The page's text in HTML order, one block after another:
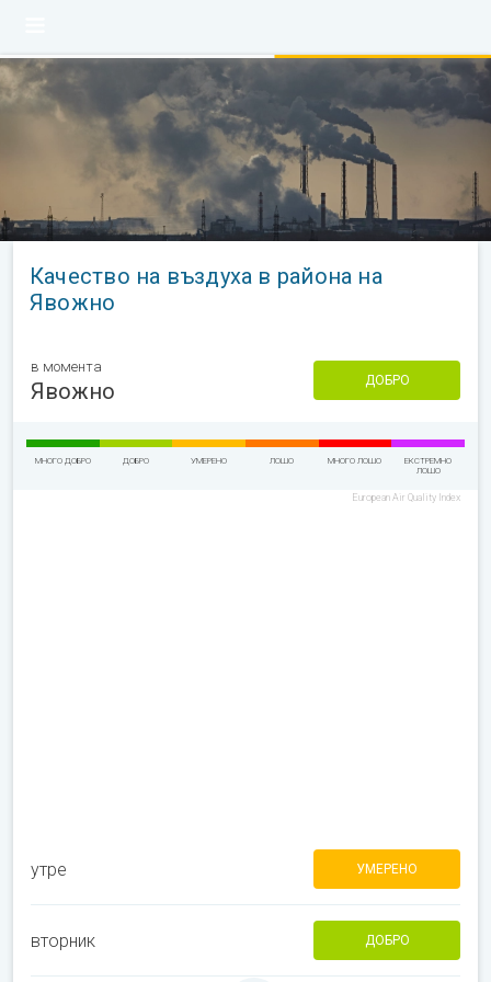
Качество на въздуха в района на
Явожно
в момента
Явожно ДОБРО
МНОГО ДОБРО ДОБРО УМЕРЕНО ЛОШО МНОГО ЛОШО
ЕКСТРЕМНО
ЛОШО
European Air Quality Index
утре УМЕРЕНО
вторник ДОБРО